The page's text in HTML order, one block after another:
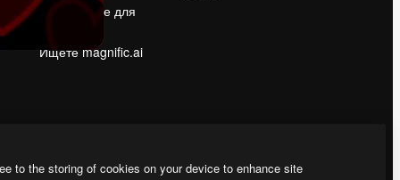
Помещение для
Ищете magnific.ai
to the storing of cookies on your device to enhance site